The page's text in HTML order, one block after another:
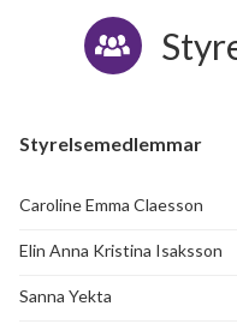
Styrelsemedlemmar
Caroline Emma Claesson
Elin Anna Kristina Isaksson
Sanna Yekta